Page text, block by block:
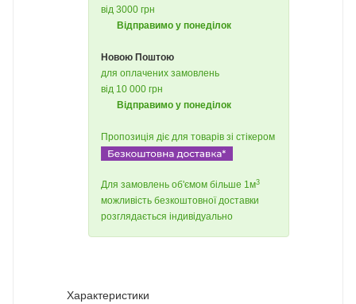
від 3000 грн
Відправимо у понеділок
Новою Поштою
для оплачених замовлень
від 10 000 грн
Відправимо у понеділок
Пропозиція діє для товарів зі стікером
Для замовлень об'ємом більше 1м3
можливість безкоштовної доставки
розглядається індивідуально
Характеристики